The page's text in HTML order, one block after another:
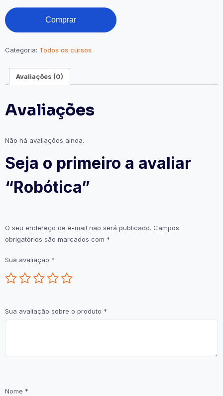
Comprar
Categoria: Todos os cursos
Avaliações (0)
Avaliações
Não há avaliações ainda.
Seja o primeiro a avaliar
“Robótica”
O seu endereço de e-mail não será publicado. Campos
obrigatórios são marcados com *
Sua avaliação *
Sua avaliação sobre o produto *
Nome *